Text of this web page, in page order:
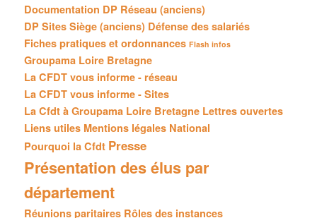
Documentation DP Réseau (anciens)
DP Sites Siège (anciens) Défense des salariés
Fiches pratiques et ordonnances Flash infos
Groupama Loire Bretagne
La CFDT vous informe - réseau
La CFDT vous informe - Sites
La Cfdt à Groupama Loire Bretagne Lettres ouvertes
Liens utiles Mentions légales National
Pourquoi la Cfdt Presse
Présentation des élus par
département
Réunions paritaires Rôles des instances